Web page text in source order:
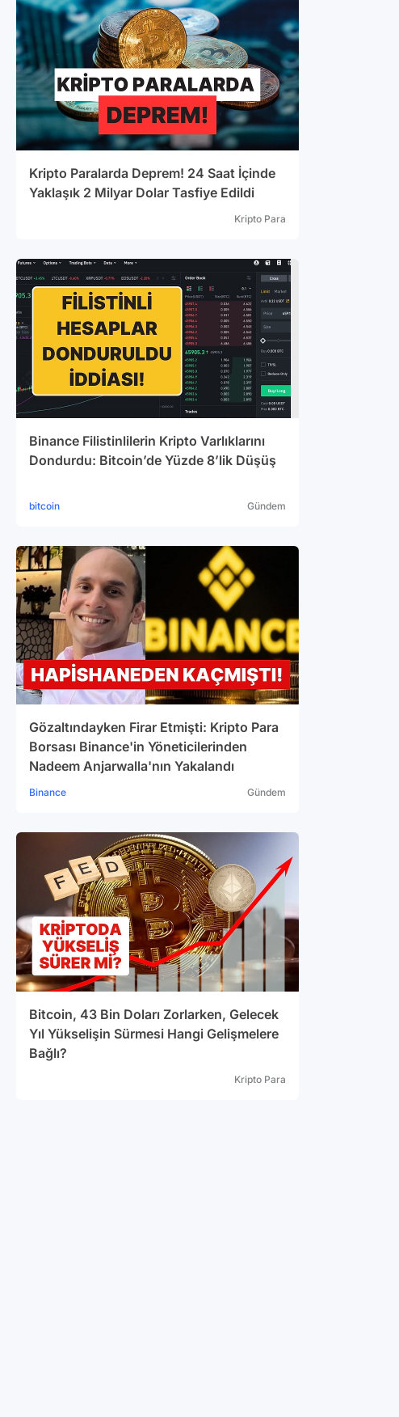
Kripto Paralarda Deprem! 24 Saat İçinde
Yaklaşık 2 Milyar Dolar Tasfiye Edildi
Kripto Para
Binance Filistinlilerin Kripto Varlıklarını
Dondurdu: Bitcoin’de Yüzde 8’lik Düşüş
bitcoin Gündem
Gözaltındayken Firar Etmişti: Kripto Para
Borsası Binance'in Yöneticilerinden
Nadeem Anjarwalla'nın Yakalandı
Binance Gündem
Bitcoin, 43 Bin Doları Zorlarken, Gelecek
Yıl Yükselişin Sürmesi Hangi Gelişmelere
Bağlı?
Kripto Para